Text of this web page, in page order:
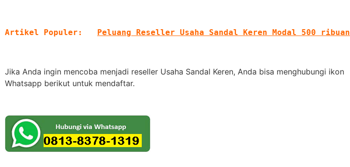
Artikel Populer: Peluang Reseller Usaha Sandal Keren Modal 500 ribuan
Jika Anda ingin mencoba menjadi reseller Usaha Sandal Keren, Anda bisa menghubungi ikon
Whatsapp berikut untuk mendaftar.